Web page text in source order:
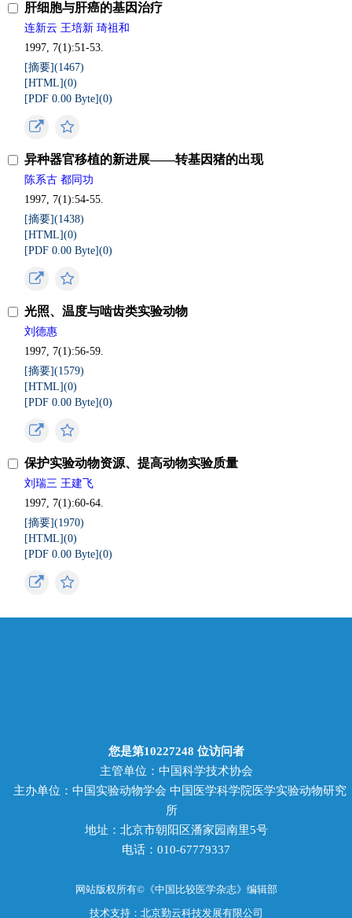
肝细胞与肝癌的基因治疗
连新云 王培新 琦祖和
1997, 7(1):51-53.
[摘要](1467)
[HTML](0)
[PDF 0.00 Byte](0)
异种器官移植的新进展——转基因猪的出现
陈系古 都同功
1997, 7(1):54-55.
[摘要](1438)
[HTML](0)
[PDF 0.00 Byte](0)
光照、温度与啮齿类实验动物
刘德惠
1997, 7(1):56-59.
[摘要](1579)
[HTML](0)
[PDF 0.00 Byte](0)
保护实验动物资源、提高动物实验质量
刘瑞三 王建飞
1997, 7(1):60-64.
[摘要](1970)
[HTML](0)
[PDF 0.00 Byte](0)
您是第10227248 位访问者
主管单位：中国科学技术协会
主办单位：中国实验动物学会 中国医学科学院医学实验动物研究
所
地址：北京市朝阳区潘家园南里5号
电话：010-67779337
网站版权所有©《中国比较医学杂志》编辑部
技术支持：北京勤云科技发展有限公司